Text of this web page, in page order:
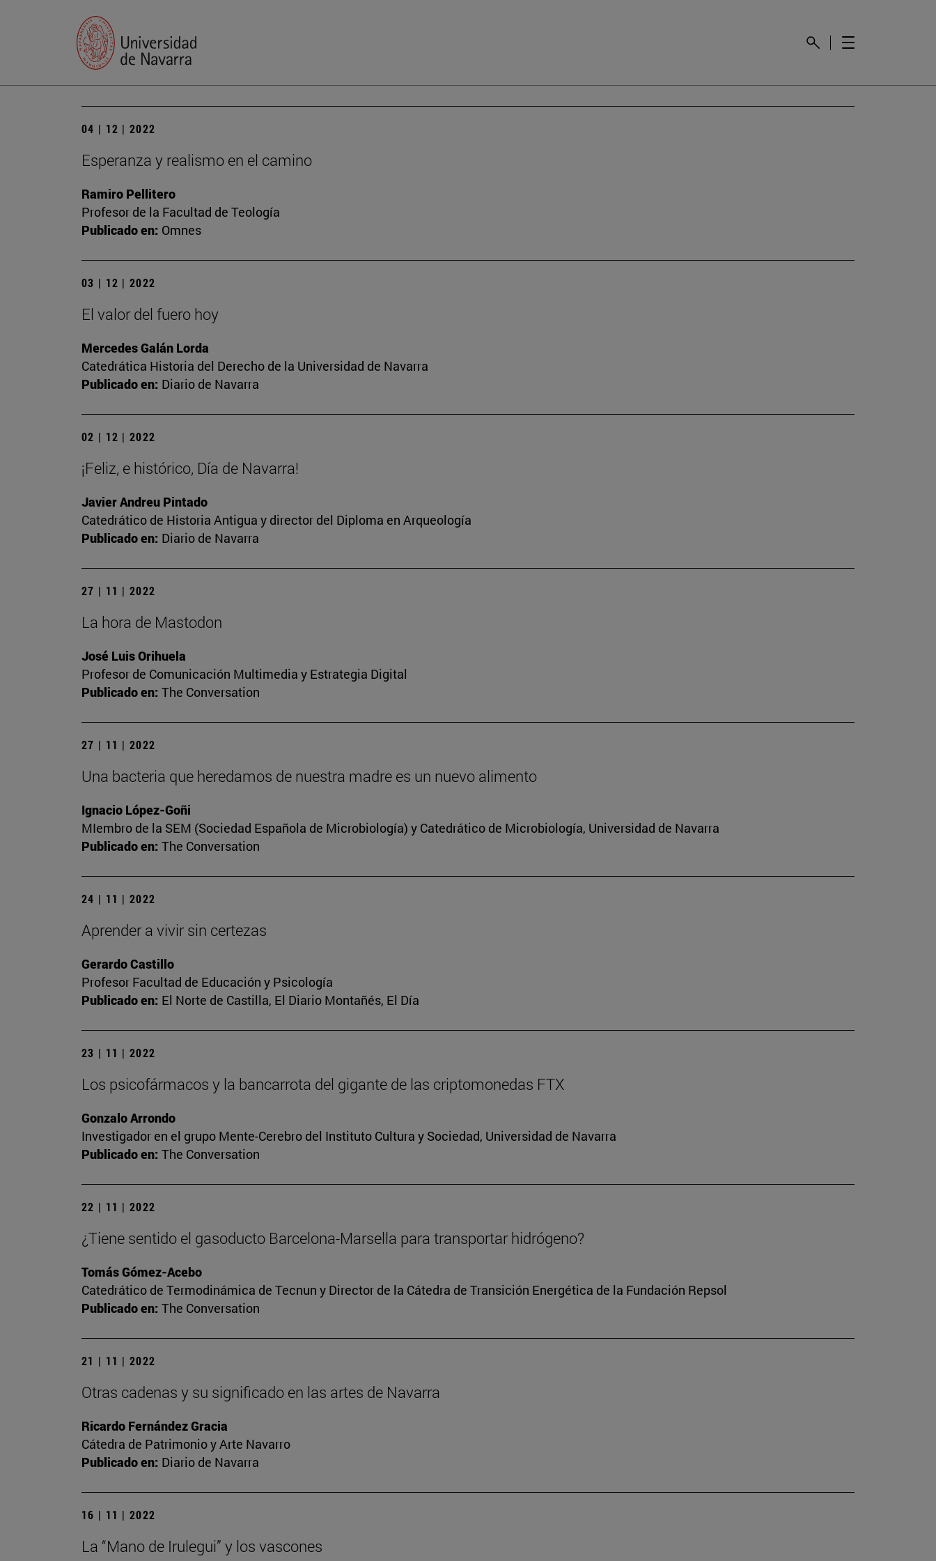
04 | 12 | 2022
Esperanza y realismo en el camino
Ramiro Pellitero
Profesor de la Facultad de Teología
Publicado en: Omnes
03 | 12 | 2022
El valor del fuero hoy
Mercedes Galán Lorda
Catedrática Historia del Derecho de la Universidad de Navarra
Publicado en: Diario de Navarra
02 | 12 | 2022
¡Feliz, e histórico, Día de Navarra!
Javier Andreu Pintado
Catedrático de Historia Antigua y director del Diploma en Arqueología
Publicado en: Diario de Navarra
27 | 11 | 2022
La hora de Mastodon
José Luis Orihuela
Profesor de Comunicación Multimedia y Estrategia Digital
Publicado en: The Conversation
27 | 11 | 2022
Una bacteria que heredamos de nuestra madre es un nuevo alimento
Ignacio López-Goñi
MIembro de la SEM (Sociedad Española de Microbiología) y Catedrático de Microbiología, Universidad de Navarra
Publicado en: The Conversation
24 | 11 | 2022
Aprender a vivir sin certezas
Gerardo Castillo
Profesor Facultad de Educación y Psicología
Publicado en: El Norte de Castilla, El Diario Montañés, El Día
23 | 11 | 2022
Los psicofármacos y la bancarrota del gigante de las criptomonedas FTX
Gonzalo Arrondo
Investigador en el grupo Mente-Cerebro del Instituto Cultura y Sociedad, Universidad de Navarra
Publicado en: The Conversation
22 | 11 | 2022
¿Tiene sentido el gasoducto Barcelona-Marsella para transportar hidrógeno?
Tomás Gómez-Acebo
Catedrático de Termodinámica de Tecnun y Director de la Cátedra de Transición Energética de la Fundación Repsol
Publicado en: The Conversation
21 | 11 | 2022
Otras cadenas y su significado en las artes de Navarra
Ricardo Fernández Gracia
Cátedra de Patrimonio y Arte Navarro
Publicado en: Diario de Navarra
16 | 11 | 2022
La “Mano de Irulegui” y los vascones